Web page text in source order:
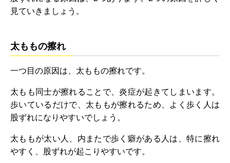
見ていきましょう。
太ももの擦れ
一つ目の原因は、太ももの擦れです。
太もも同士が擦れることで、炎症が起きてしまいます。
歩いているだけで、太ももが擦れるため、よく歩く人は
股ずれになりやすいでしょう。
太ももが太い人、内またで歩く癖がある人は、特に擦れ
やすく、股ずれが起こりやすいです。